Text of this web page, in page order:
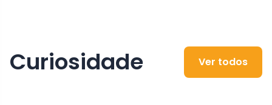
Curiosidade Ver todos